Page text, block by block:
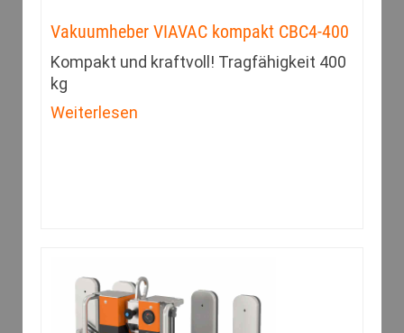
Vakuumheber VIAVAC kompakt CBC4-400
Kompakt und kraftvoll! Tragfähigkeit 400
kg
Weiterlesen